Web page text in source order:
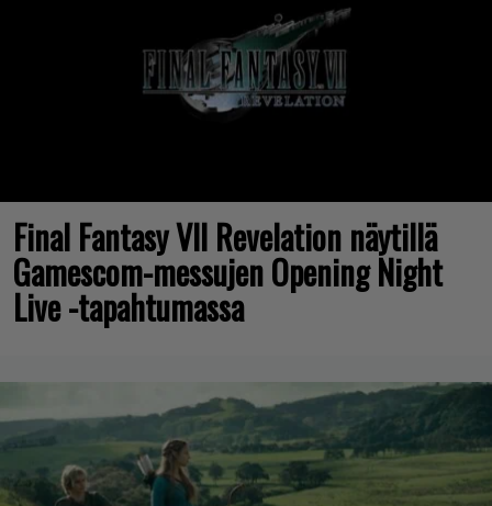
Final Fantasy VII Revelation näytillä
Gamescom-messujen Opening Night
Live -tapahtumassa